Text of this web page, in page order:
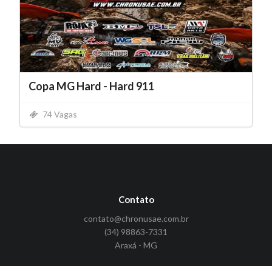
Copa MG Hard - Hard 911
74 Vagas
Contato
contato@chronusae.com.br
(34) 98863-7331
Araxá - MG